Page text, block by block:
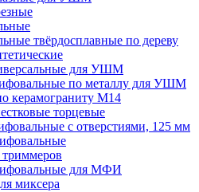
твёрдосплавные по дереву
для УШМ
по металлу для УШМ
керамограниту M14
торцевые
с отверстиями, 125 мм
для МФИ
миксера